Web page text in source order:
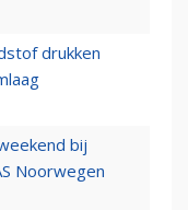
drukken
bij
Noorwegen